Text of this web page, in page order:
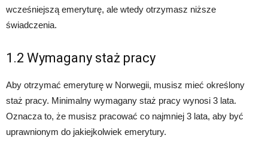
wcześniejszą emeryturę, ale wtedy otrzymasz niższe
świadczenia.
1.2 Wymagany staż pracy
Aby otrzymać emeryturę w Norwegii, musisz mieć określony
staż pracy. Minimalny wymagany staż pracy wynosi 3 lata.
Oznacza to, że musisz pracować co najmniej 3 lata, aby być
uprawnionym do jakiejkolwiek emerytury.